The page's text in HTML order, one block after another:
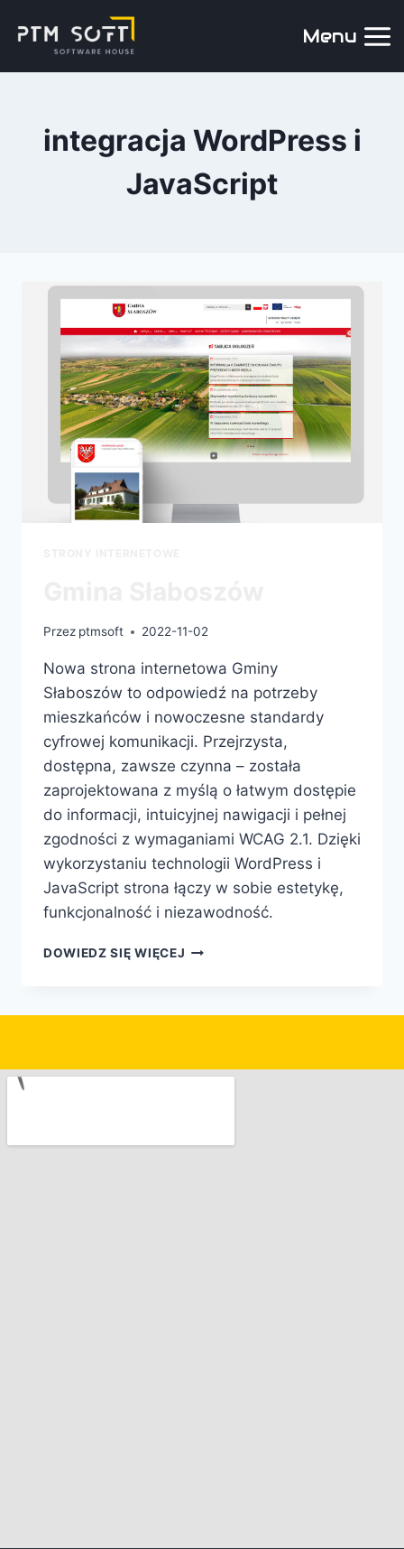
Menu
integracja WordPress i
JavaScript
Przez ptmsoft 2022-11-02
Nowa strona internetowa Gminy
Słaboszów to odpowiedź na potrzeby
mieszkańców i nowoczesne standardy
cyfrowej komunikacji. Przejrzysta,
dostępna, zawsze czynna – została
zaprojektowana z myślą o łatwym dostępie
do informacji, intuicyjnej nawigacji i pełnej
zgodności z wymaganiami WCAG 2.1. Dzięki
wykorzystaniu technologii WordPress i
JavaScript strona łączy w sobie estetykę,
funkcjonalność i niezawodność.
DOWIEDZ SIĘ WIĘCEJ